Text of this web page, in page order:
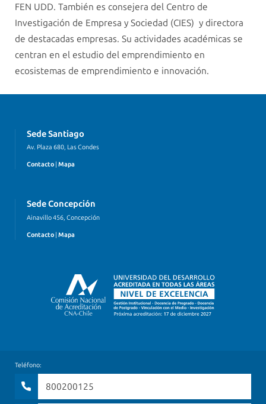
FEN UDD. También es consejera del Centro de
Investigación de Empresa y Sociedad (CIES) y directora
de destacadas empresas. Su actividades académicas se
centran en el estudio del emprendimiento en
ecosistemas de emprendimiento e innovación.
Sede Santiago
Av. Plaza 680, Las Condes
Contacto Mapa
Sede Concepción
Ainavillo 456, Concepción
Contacto Mapa
Teléfono:
800200125